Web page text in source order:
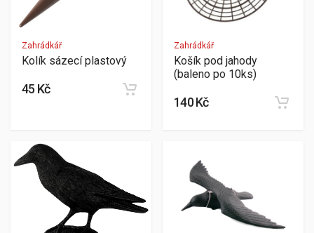
Zahrádkář
Kolík sázecí plastový
45 Kč
Zahrádkář
Košík pod jahody
(baleno po 10ks)
140 Kč